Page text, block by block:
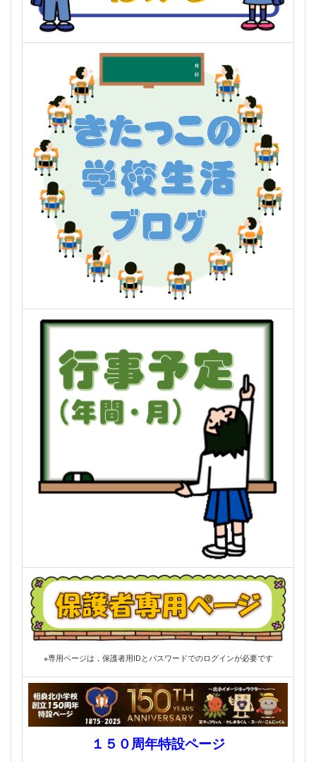
※専用ページは，保護者用IDとパスワードでのログインが必要です
１５０周年特設ページ